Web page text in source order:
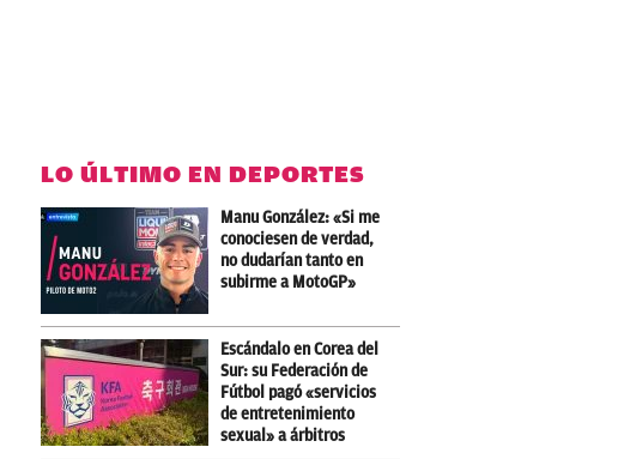
LO ÚLTIMO EN DEPORTES
Manu González: «Si me
conociesen de verdad,
no dudarían tanto en
subirme a MotoGP»
Escándalo en Corea del
Sur: su Federación de
Fútbol pagó «servicios
de entretenimiento
sexual» a árbitros